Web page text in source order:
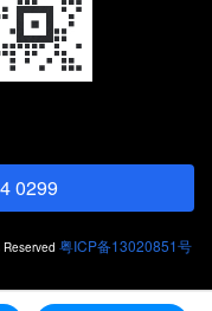
0299
粤ICP备13020851号